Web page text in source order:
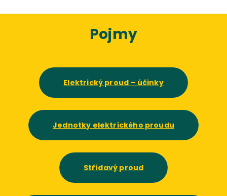
Pojmy
Elektrický proud – účinky
Jednotky elektrického proudu
Střídavý proud